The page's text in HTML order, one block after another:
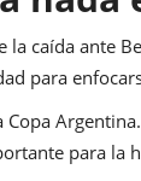
la caída ante
para
Copa
para la